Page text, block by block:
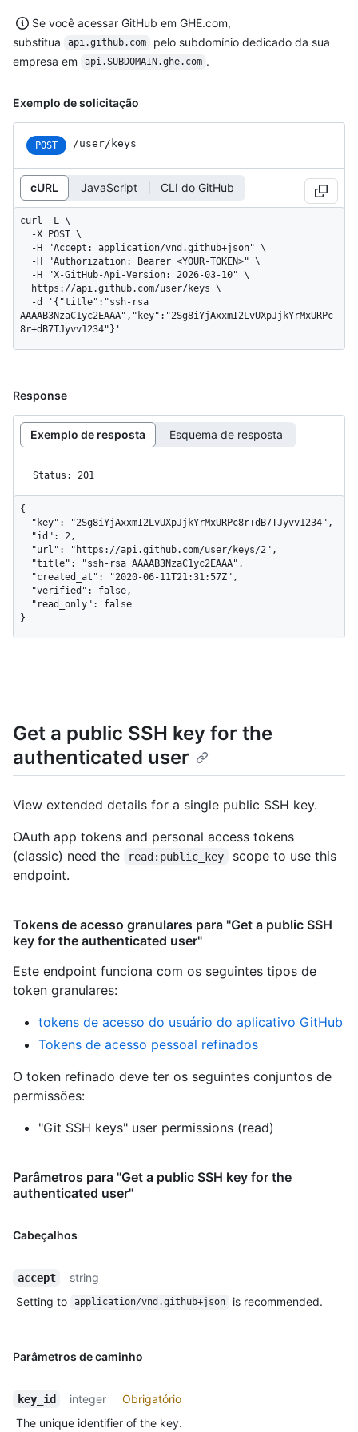
Se você acessar GitHub em GHE.com,
substitua
api.github.com
pelo subdomínio dedicado da sua
empresa em
api.SUBDOMAIN.ghe.com .
Exemplo de solicitação
POST /user/keys
cURL JavaScript CLI do GitHub
curl -L \
AAAAB3NzaC1yc2EAAA","key":"2Sg8iYjAxxmI2LvUXpJjkYrMxURPc
8r+dB7TJyvv1234"}'
Response
Exemplo de resposta Esquema de resposta
Status: 201
{
}
Get a public SSH key for the
authenticated user
View extended details for a single public SSH key.
OAuth app tokens and personal access tokens
(classic) need the
read:public_key
scope to use this
endpoint.
Tokens de acesso granulares para "Get a public SSH
key for the authenticated user"
Este endpoint funciona com os seguintes tipos de
token granulares:
tokens de acesso do usuário do aplicativo GitHub
Tokens de acesso pessoal refinados
O token refinado deve ter os seguintes conjuntos de
permissões:
"Git SSH keys" user permissions (read)
Parâmetros para "Get a public SSH key for the
authenticated user"
Cabeçalhos
accept
string
Setting to
application/vnd.github+json is recommended.
Parâmetros de caminho
key_id integer
Obrigatório
The unique identifier of the key.